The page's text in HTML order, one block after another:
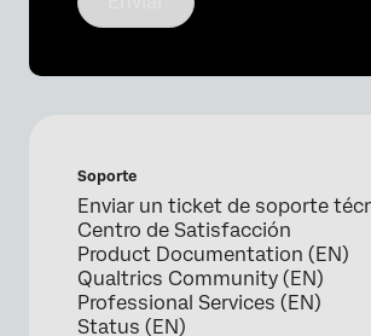
Soporte
Enviar un ticket de soporte
Centro de Satisfacción
Product Documentation (EN)
Qualtrics Community (EN)
Professional Services (EN)
Status (EN)